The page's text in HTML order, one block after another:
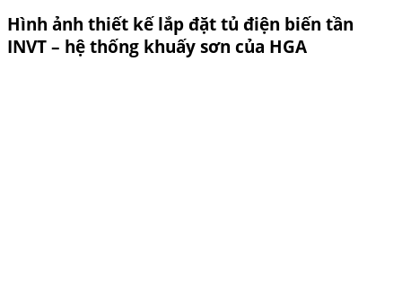
Hình ảnh thiết kế lắp đặt tủ điện biến tần
INVT – hệ thống khuấy sơn của HGA